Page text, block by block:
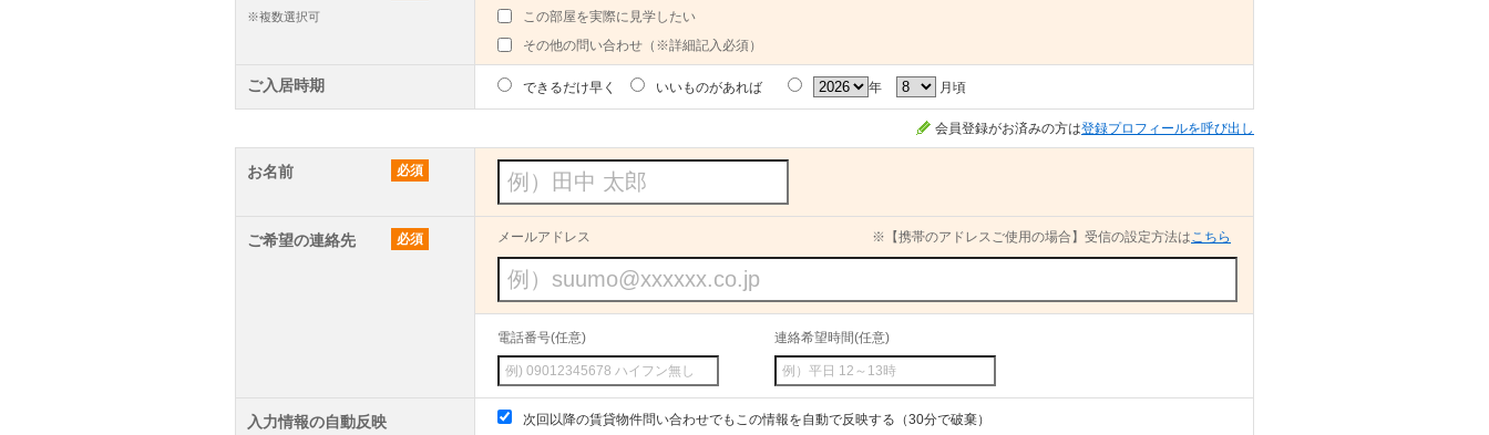
※複数選択可
この部屋を実際に見学したい
その他の問い合わせ（※詳細記入必須）
ご入居時期 できるだけ早く いいものがあれば 年 月頃
会員登録がお済みの方は登録プロフィールを呼び出し
お名前 必須
ご希望の連絡先 必須 メールアドレス ※【携帯のアドレスご使用の場合】受信の設定方法はこちら
電話番号(任意) 連絡希望時間(任意)
入力情報の自動反映 次回以降の賃貸物件問い合わせでもこの情報を自動で反映する（30分で破棄）